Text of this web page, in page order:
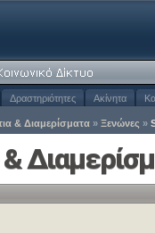
Δραστηριότητες Ακίνητα
& Διαμερίσματα » Ξενώνες »